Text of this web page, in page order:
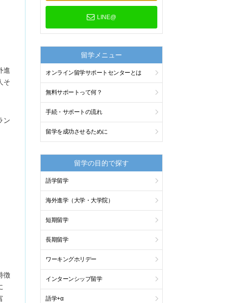
進
そ
ン
徴
LINE@
留学メニュー
オンライン留学サポートセンターとは
無料サポートって何？
手続・サポートの流れ
留学を成功させるために
留学の目的で探す
語学留学
海外進学（大学・大学院）
短期留学
長期留学
ワーキングホリデー
インターンシップ留学
語学+α